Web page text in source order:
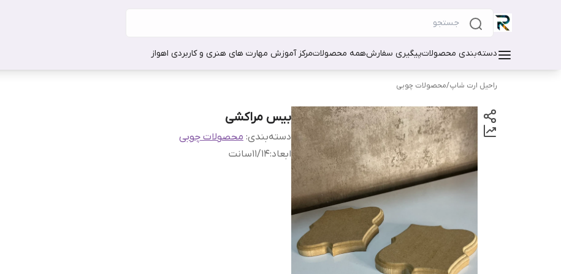
دسته‌بندی محصولاتپیگیری سفارشهمه محصولاتمرکز آموزش مهارت های هنری و کاربردی اهواز
راحیل ارت شاپ/محصولات چوبی
بیس مراکشی
دسته‌بندی: محصولات چوبی
ابعاد:۱۱/۱۴سانت